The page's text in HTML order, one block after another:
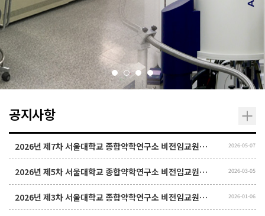
공지사항
2026년 제7차 서울대학교 종합약학연구소 비전임교원(연구교원) 신규채용 공고 2026-05-07
2026년 제5차 서울대학교 종합약학연구소 비전임교원(연구교원) 신규채용 공고 2026-03-05
2026년 제3차 서울대학교 종합약학연구소 비전임교원(연구교원) 신규채용 공고 2026-01-06